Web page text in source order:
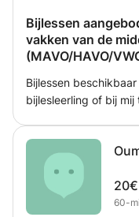
Bijlessen
vakken van de
(MAVO/HAVO/
Bijlessen
bijlesleerling of bij
bijlessen, 5 jaar met
20€
60-